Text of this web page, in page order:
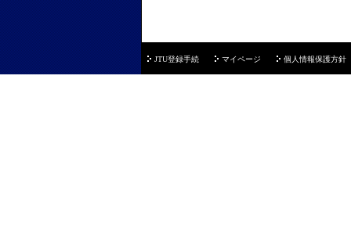
JTU登録手続 マイページ 個人情報保護方針